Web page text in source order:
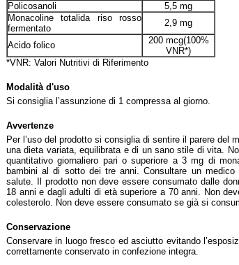
Policosanoli
5,5 mg
Monacoline totalida riso rosso
fermentato
2,9 mg
Acido folico
200 mcg(100%
VNR*)
*VNR: Valori Nutritivi di Riferimento
Modalità d'uso
Si consiglia l’assunzione di 1 compressa al giorno.
Avvertenze
Per l’uso del prodotto si consiglia di sentire il parere
una dieta variata, equilibrata e di un sano stile di vita.
quantitativo giornaliero pari o superiore a 3 mg di
bambini al di sotto dei tre anni. Consultare un
salute. Il prodotto non deve essere consumato dalle
18 anni e dagli adulti di età superiore a 70 anni. Non
colesterolo. Non deve essere consumato se già si
Conservazione
Conservare in luogo fresco ed asciutto evitando
correttamente conservato in confezione integra.